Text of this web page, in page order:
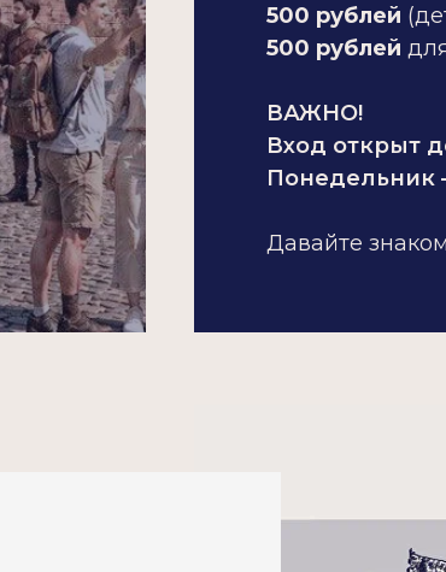
500 рублей
500 рублей
ВАЖНО!
Вход открыт
Понедельник
Давайте